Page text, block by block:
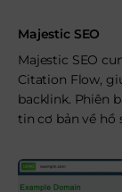
Majestic SEO
Majestic SEO
Citation Flow,
backlink. Phiên
tin cơ bản về hồ